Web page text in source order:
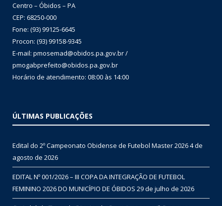
Centro – Óbidos – PA
CEP: 68250-000
Fone: (93) 99125-6645
Procon: (93) 99158-9345
E-mail: pmosemad@obidos.pa.gov.br /
pmogabprefeito@obidos.pa.gov.br
Horário de atendimento: 08:00 às 14:00
ÚLTIMAS PUBLICAÇÕES
Edital do 2º Campeonato Obidense de Futebol Master 20264 de
agosto de 2026
EDITAL Nº 001/2026 – III COPA DA INTEGRAÇÃO DE FUTEBOL
FEMININO 2026 DO MUNICÍPIO DE ÓBIDOS 29 de julho de 2026